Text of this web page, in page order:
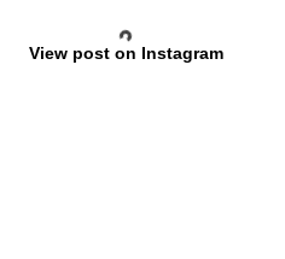
View post on Instagram